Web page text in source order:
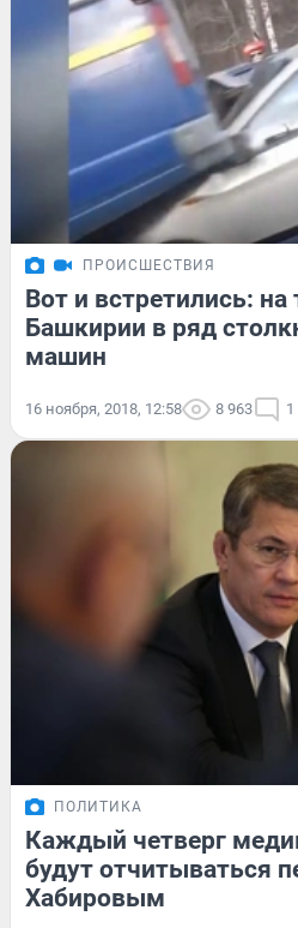
ПРОИСШЕСТВИЯ
Вот и встретились: на
Башкирии в ряд
машин
16 ноября, 2018, 12:58 8 963 1
ПОЛИТИКА
Каждый четверг
будут отчитываться
Хабировым